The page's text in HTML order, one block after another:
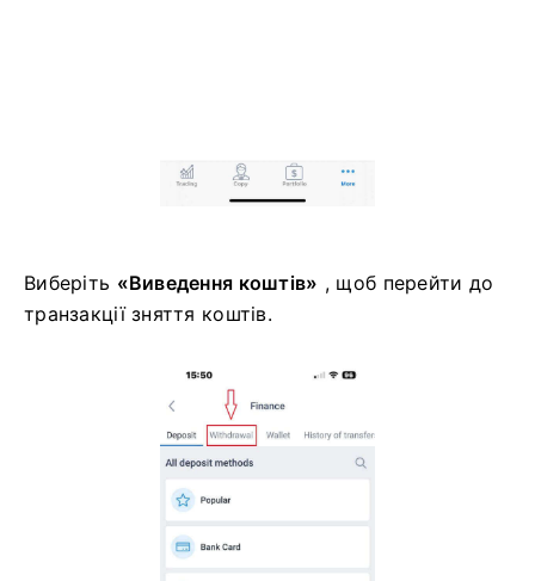
Виберіть «Виведення коштів» , щоб перейти до
транзакції зняття коштів.